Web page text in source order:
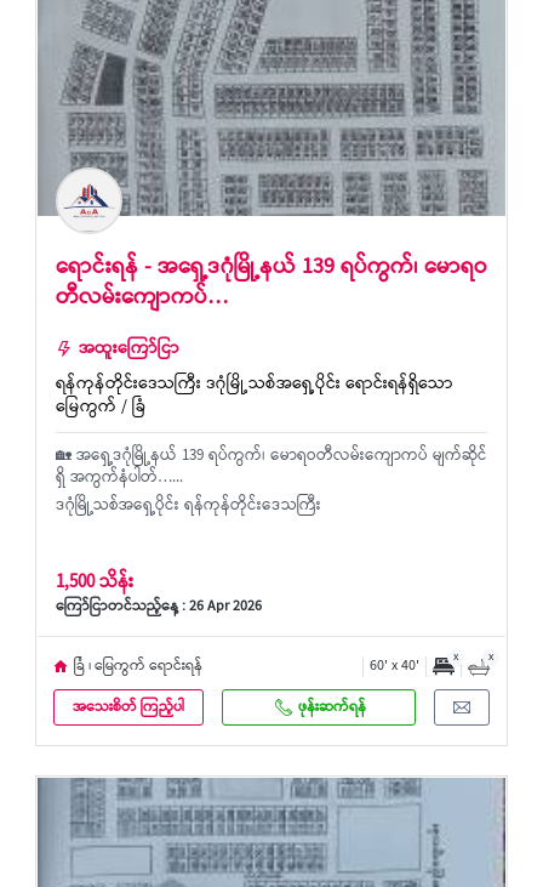
ရောင်းရန် - အရှေ့ဒဂုံမြို့နယ် 139 ရပ်ကွက်၊ မောရဝ
တီလမ်းကျောကပ်…
အထူးကြော်ငြာ
ရန်ကုန်တိုင်းဒေသကြီး ဒဂုံမြို့သစ်အရှေ့ပိုင်း ရောင်းရန်ရှိသော
မြေကွက် / ခြံ
🏡 အရှေ့ဒဂုံမြို့နယ် 139 ရပ်ကွက်၊ မောရဝတီလမ်းကျောကပ် မျက်ဆိုင်
ရှိ အကွက်နံပါတ်…...
ဒဂုံမြို့သစ်အရှေ့ပိုင်း ရန်ကုန်တိုင်းဒေသကြီး
1,500 သိန်း
ကြော်ငြာတင်သည့်နေ့ : 26 Apr 2026
ခြံ ၊ မြေကွက် ရောင်းရန် 60' x 40' x x
အသေးစိတ် ကြည့်ပါ ဖုန်းဆက်ရန်